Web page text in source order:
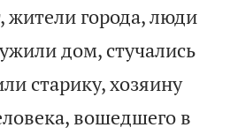
жители города, люди
дом, стучались
старику, хозяину
вошедшего в